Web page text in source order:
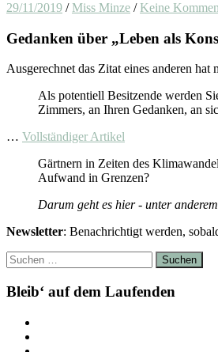
29/11/2019 /Miss Minze /Keine
Gedanken über „Leben als
Ausgerechnet das Zitat eines anderen
Als potentiell Besitzende werden
Zimmers, an Ihren Gedanken, an
… Vollständiger Artikel
Gärtnern in Zeiten des
Aufwand in Grenzen?
Darum geht es hier - unter
Newsletter: Benachrichtigt werden,
Suchen
nach:
Bleib‘ auf dem Laufenden